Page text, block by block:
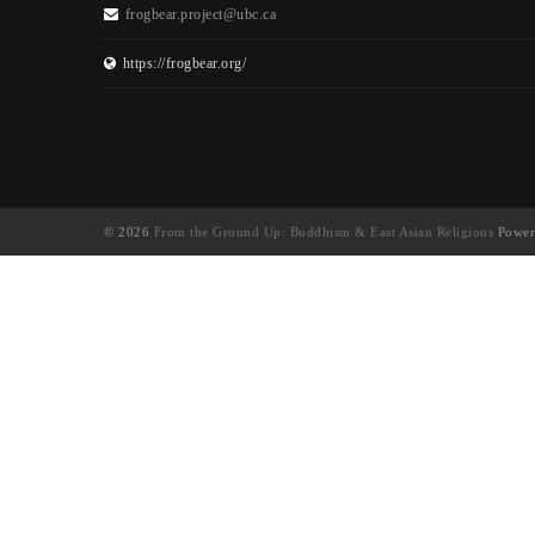
frogbear.project@ubc.ca
https://frogbear.org/
© 2026 From the Ground Up: Buddhism & East Asian Religions